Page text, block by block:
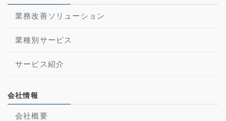
業務改善ソリューション
業種別サービス
サービス紹介
会社情報
会社概要